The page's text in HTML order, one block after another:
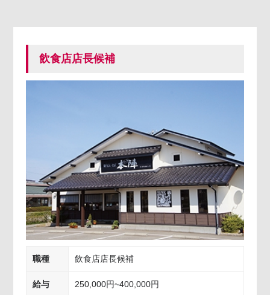
飲食店店長候補
職種 飲食店店長候補
給与 250,000円~400,000円